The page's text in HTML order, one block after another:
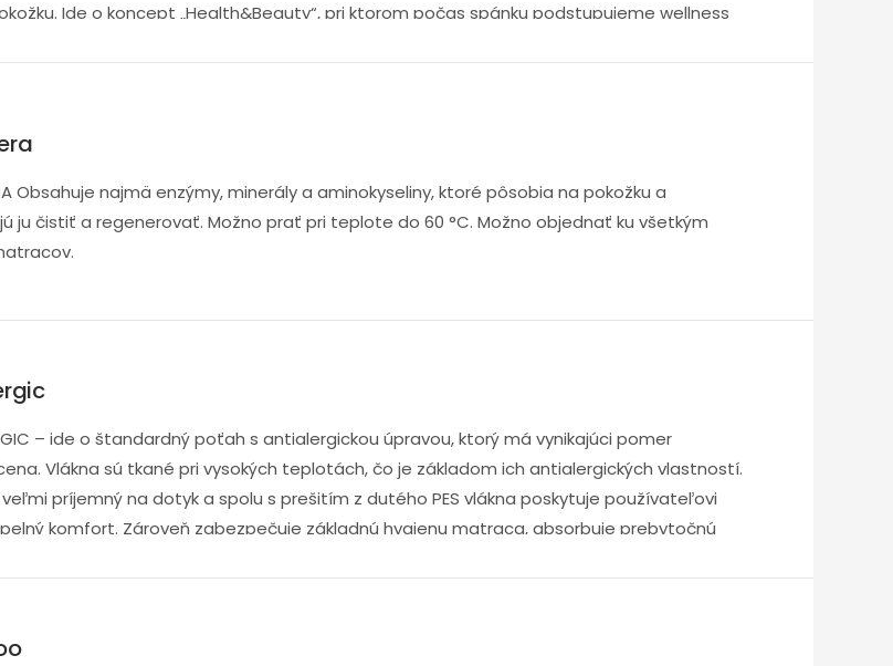
Ide o koncept „Health&Beauty“, pri ktorom počas spánku podstupujeme wellness
Obsahuje najmä enzýmy, minerály a aminokyseliny, ktoré pôsobia na pokožku a
ju čistiť a regenerovať. Možno prať pri teplote do 60 °C. Možno objednať ku všetkým
– ide o štandardný poťah s antialergickou úpravou, ktorý má vynikajúci pomer
Vlákna sú tkané pri vysokých teplotách, čo je základom ich antialergických vlastností.
príjemný na dotyk a spolu s prešitím z dutého PES vlákna poskytuje používateľovi
komfort. Zároveň zabezpečuje základnú hygienu matraca, absorbuje prebytočnú